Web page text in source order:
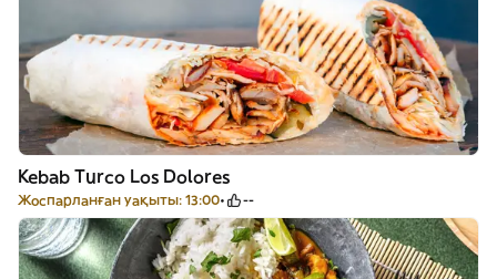
Kebab Turco Los Dolores
Жоспарланған уақыты: 13:00 --